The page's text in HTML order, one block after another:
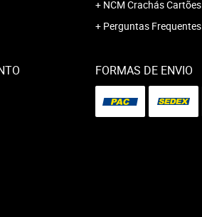
NCM Crachás Cartões
Perguntas Frequentes
FORMAS DE ENVIO